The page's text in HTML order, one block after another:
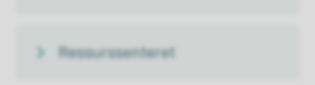
Ressurssenteret